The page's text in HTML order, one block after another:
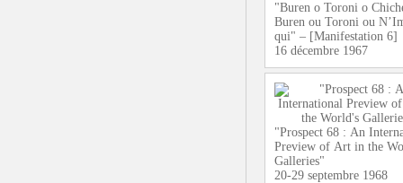
"Buren o Toroni o
Buren ou Toroni ou
qui" – [Manifestation 6]
16 décembre 1967
"Prospect 68 : An
Preview of Art in the
Galleries"
20-29 septembre 1968